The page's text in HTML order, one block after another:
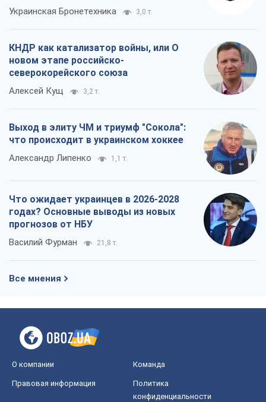
Украинская Бронетехника 3,0 т.
КНДР как катализатор войны, или О
новом этапе российско-
северокорейского союза
Алексей Кущ 3,2 т.
Выход в элиту ЧМ и триумф "Сокола":
что происходит в украинском хоккее
Александр Липенко 1,1 т.
Что ожидает украинцев в 2026-2028
годах? Основные выводы из новых
прогнозов от НБУ
Василий Фурман 21,8 т.
Все мнения
О компании Команда
Правовая информация
Политика
конфиденциальности